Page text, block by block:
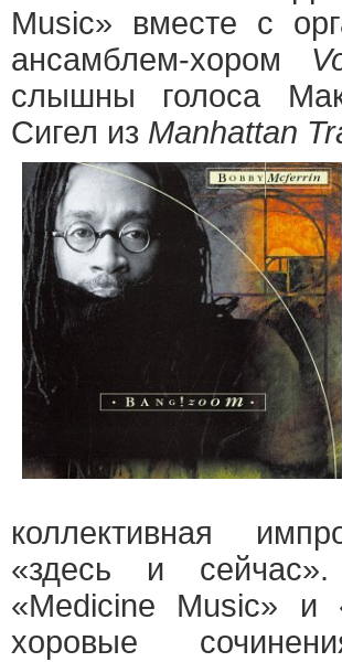
Music» вместе с
ансамблем-хором
слышны голоса
Сигел из Manhattan
коллективная
«здесь и
«Medicine Music» и
хоровые